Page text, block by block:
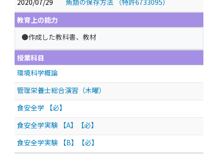
2020/07/29
魚類の保存方法 （特許6733095）
教育上の能力
●作成した教科書、教材
授業科目
環境科学概論
管理栄養士総合演習（木曜）
食安全学 【必】
食安全学実験 【A】【必】
食安全学実験 【B】【必】